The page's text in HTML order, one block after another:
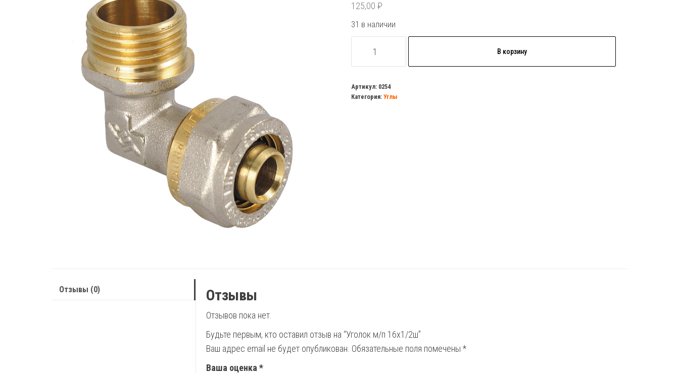
125,00 ₽
31 в наличии
товара
м/
п
В корзину
Артикул: 0254
Категория: Углы
Отзывы (0) Отзывы
Отзывов пока нет.
Будьте первым, кто оставил отзыв на “Уголок м/п 16х1/2ш”
Ваш адрес email не будет опубликован. Обязательные поля помечены *
Ваша оценка *